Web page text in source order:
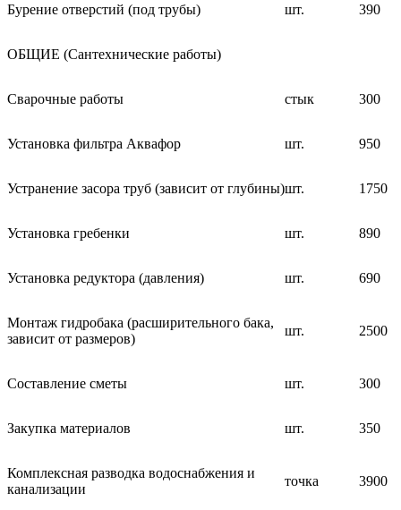
Бурение отверстий (под трубы) шт. 390
ОБЩИЕ (Сантехнические работы)
Сварочные работы стык 300
Установка фильтра Аквафор шт. 950
Устранение засора труб (зависит от глубины)шт. 1750
Установка гребенки шт. 890
Установка редуктора (давления) шт. 690
Монтаж гидробака (расширительного бака,
зависит от размеров)
шт. 2500
Составление сметы шт. 300
Закупка материалов шт. 350
Комплексная разводка водоснабжения и
канализации
точка 3900